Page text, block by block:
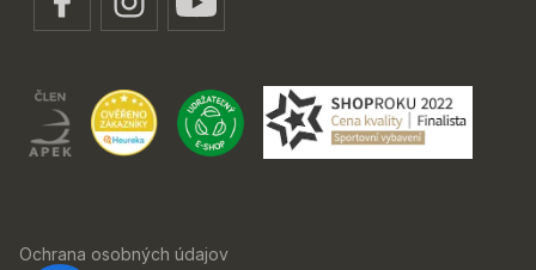
Ochrana osobných údajov